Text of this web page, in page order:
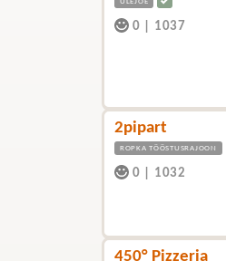
0 1037
2pipart
ROPKA TÖÖSTUSRAJOON
0 1032
450° Pizzeria